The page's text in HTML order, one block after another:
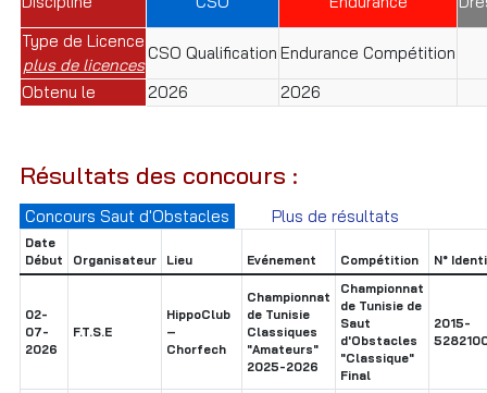
Type de Licence
plus de licences
CSO Qualification Endurance Compétition
Obtenu le
2026 2026
Résultats des concours :
Concours Saut d'Obstacles Plus de résultats
Date
Début
Organisateur Lieu Evénement Compétition N°
02-
07-
2026
F.T.S.E
HippoClub
–
Chorfech
Championnat
de Tunisie
Classiques
"Amateurs"
2025-2026
Championnat
de Tunisie de
Saut
d'Obstacles
"Classique"
Final
2015-